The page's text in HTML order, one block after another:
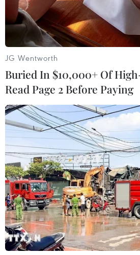
Ngành đường sắt hướng tới
mục tiêu 1.500 container
vận tải liên vận Trung
Quốc
09/08/2026 10:17
09/
JG Wentworth
Buried In $10,000+ Of
Read Page 2 Before Paying